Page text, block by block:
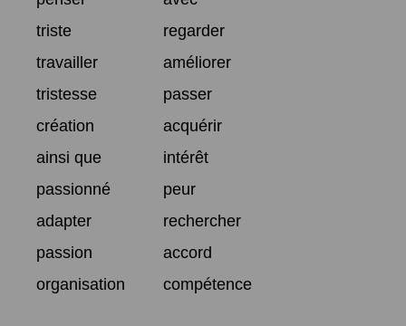
triste
regarder
travailler
améliorer
tristesse
passer
création
acquérir
ainsi que
intérêt
passionné
peur
adapter
rechercher
passion
accord
organisation
compétence